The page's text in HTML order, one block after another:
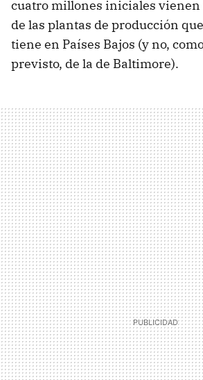
cuatro millones iniciales
de las plantas de producción
tiene en Países Bajos (y no,
previsto, de la de Baltimore).